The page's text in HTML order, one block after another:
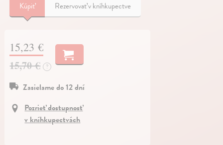
Kúpiť Rezervovať v kníhkupectve
15,23 €
15,70 € ?
Zasielame do 12 dní
Pozrieť dostupnosť
v kníhkupectvách